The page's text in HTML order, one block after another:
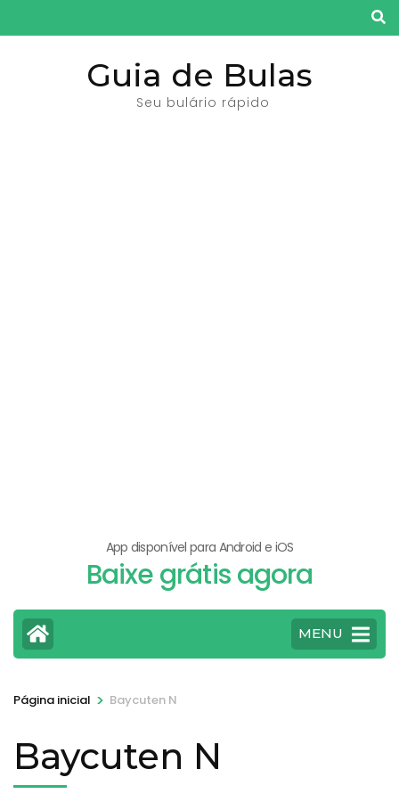
para
Guia de Bulas
Seu bulário rápido
App disponível para Android e iOS
Baixe grátis agora
MENU
Página inicial > Baycuten N
Baycuten N